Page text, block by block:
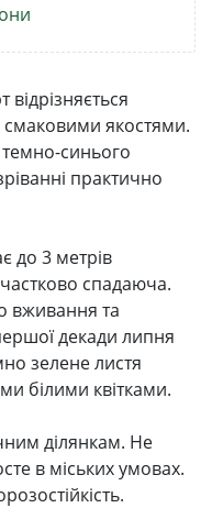
відрізняється
якостями.
синього
практично
до 3 метрів
спадаюча.
вживання та
декади липня
зелене листя
білими квітками.
ділянкам. Не
в міських умовах.